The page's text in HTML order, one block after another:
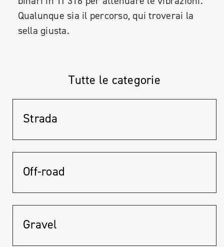
Qualunque sia il percorso, qui troverai la
sella giusta.
Tutte le categorie
Strada
Off-road
Gravel